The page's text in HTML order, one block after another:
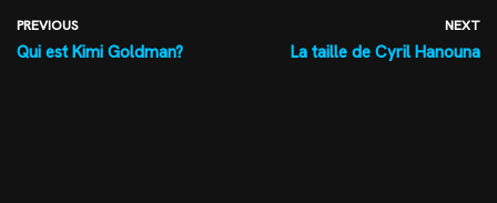
PREVIOUS
Qui est Kimi Goldman?
NEXT
La taille de Cyril Hanouna